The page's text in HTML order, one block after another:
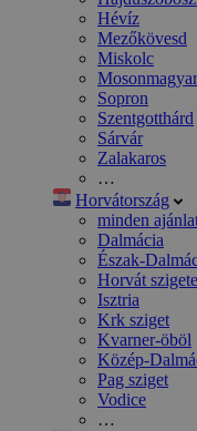
Hévíz
Mezőkövesd
Miskolc
Sopron
Szentgotthárd
Sárvár
Zalakaros
…
Horvátország
minden
Dalmácia
Észak-
Horvát
Isztria
Krk sziget
Kvarner-öböl
Közép-
Pag sziget
Vodice
…